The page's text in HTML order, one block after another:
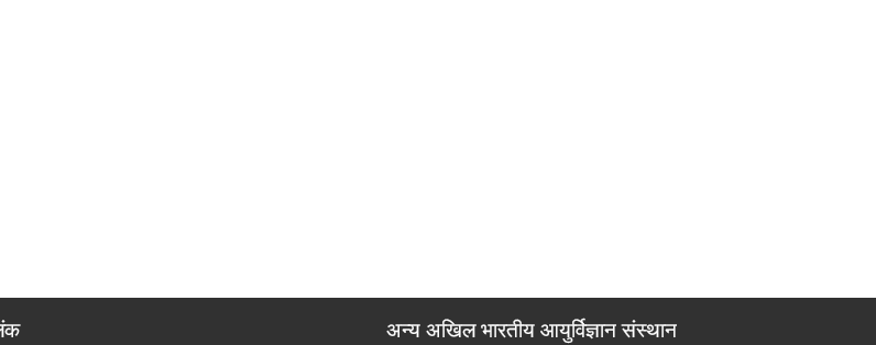
अन्य अखिल भारतीय आयुर्विज्ञान संस्थान